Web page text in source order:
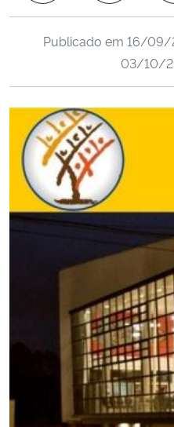
Ministério da Ciência, Tecnologia,
Ministério do Meio Ambiente
Ministério do Turismo
Ministério do Desenvolvimento
Controladoria-Geral da União
Ministério da Mulher, da Família e dos
Publicado em 16/09/
03/10/